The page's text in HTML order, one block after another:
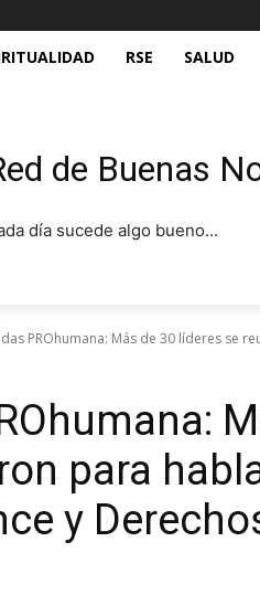
RSE SALUD
de Buenas
día sucede algo bueno...
PROhumana: Más de 30 líderes se
para
y